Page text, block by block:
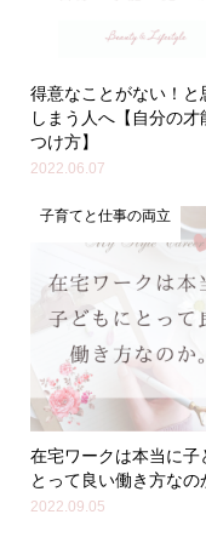
得意なことがない！と
しまう人へ【自分の才
つけ方】
2022.06.07
子育てと仕事の両立
在宅ワークは本当に子
とって良い働き方なの
2022.09.05